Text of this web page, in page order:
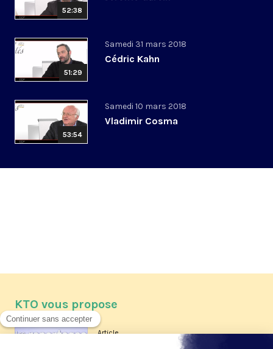
52:38
51:29
Samedi 31 mars 2018
Cédric Kahn
53:54
Samedi 10 mars 2018
Vladimir Cosma
KTO vous propose
Article
Les reportages d'été 2026 de KTO